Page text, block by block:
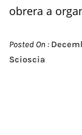
obrera a
Posted On :
Scioscia